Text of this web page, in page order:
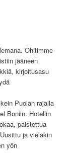
Ohitimme
jääneen
kirjoitusasu
Puolan rajalla
Boniin. Hotellin
paistettua
ja vieläkin
yön